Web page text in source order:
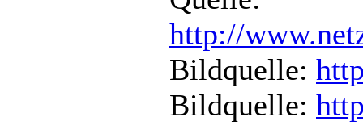
http://
Bildquelle:
Bildquelle: